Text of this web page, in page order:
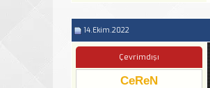
14.Ekim.2022
Çevrimdışı
CeReN